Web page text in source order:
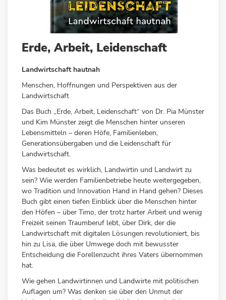
Anfang
Bildergalerie
springen
Erde, Arbeit, Leidenschaft
Landwirtschaft hautnah
Menschen, Hoffnungen und Perspektiven aus der
Landwirtschaft
Das Buch „Erde, Arbeit, Leidenschaft“ von Dr. Pia Münster
und Kim Münster zeigt die Menschen hinter unseren
Lebensmitteln – deren Höfe, Familienleben,
Generationsübergaben und die Leidenschaft für
Landwirtschaft.
Was bedeutet es wirklich, Landwirtin und Landwirt zu
sein? Wie werden Familienbetriebe heute weitergegeben,
wo Tradition und Innovation Hand in Hand gehen? Dieses
Buch gibt einen tiefen Einblick über die Menschen hinter
den Höfen – über Timo, der trotz harter Arbeit und wenig
Freizeit seinen Traumberuf lebt, über Dirk, der die
Landwirtschaft mit digitalen Lösungen revolutioniert, bis
hin zu Lisa, die über Umwege doch mit bewusster
Entscheidung die Forellenzucht ihres Vaters übernommen
hat.
Wie gehen Landwirtinnen und Landwirte mit politischen
Auflagen um? Was denken sie über den Unmut der